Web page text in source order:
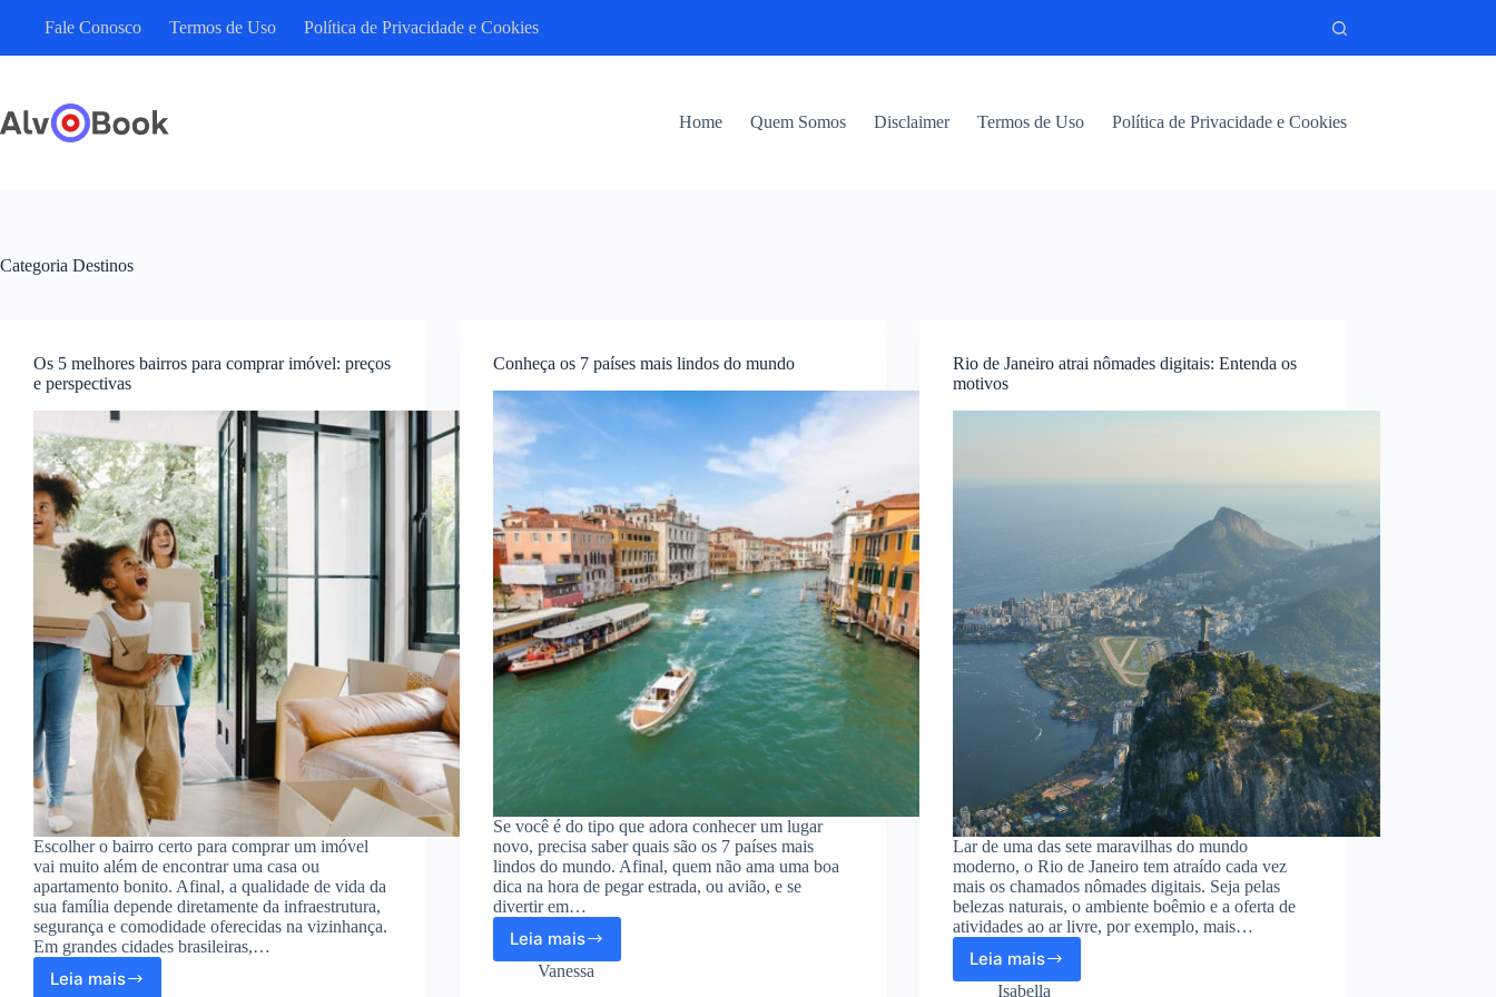
Fale Conosco Termos de Uso Política de Privacidade e Cookies
Home Quem Somos Disclaimer Termos de Uso Política de Privacidade e Cookies
Categoria Destinos
Os 5 melhores bairros para comprar imóvel: preços
e perspectivas
Escolher o bairro certo para comprar um imóvel
vai muito além de encontrar uma casa ou
apartamento bonito. Afinal, a qualidade de vida da
sua família depende diretamente da infraestrutura,
segurança e comodidade oferecidas na vizinhança.
Em grandes cidades brasileiras,…
Leia mais
Os
Conheça os 7 países mais lindos do mundo
Se você é do tipo que adora conhecer um lugar
novo, precisa saber quais são os 7 países mais
lindos do mundo. Afinal, quem não ama uma boa
dica na hora de pegar estrada, ou avião, e se
divertir em…
Leia maisConheça
os
Vanessa
Rio de Janeiro atrai nômades digitais: Entenda os
motivos
Lar de uma das sete maravilhas do mundo
moderno, o Rio de Janeiro tem atraído cada vez
mais os chamados nômades digitais. Seja pelas
belezas naturais, o ambiente boêmio e a oferta de
atividades ao ar livre, por exemplo, mais…
Leia mais
Rio
de
Isabella